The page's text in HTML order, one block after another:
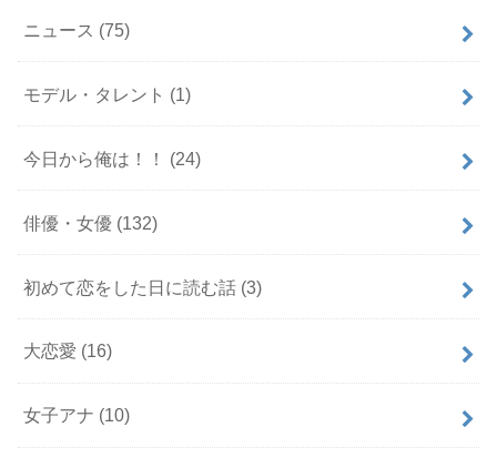
ニュース (75)
モデル・タレント (1)
今日から俺は！！ (24)
俳優・女優 (132)
初めて恋をした日に読む話 (3)
大恋愛 (16)
女子アナ (10)